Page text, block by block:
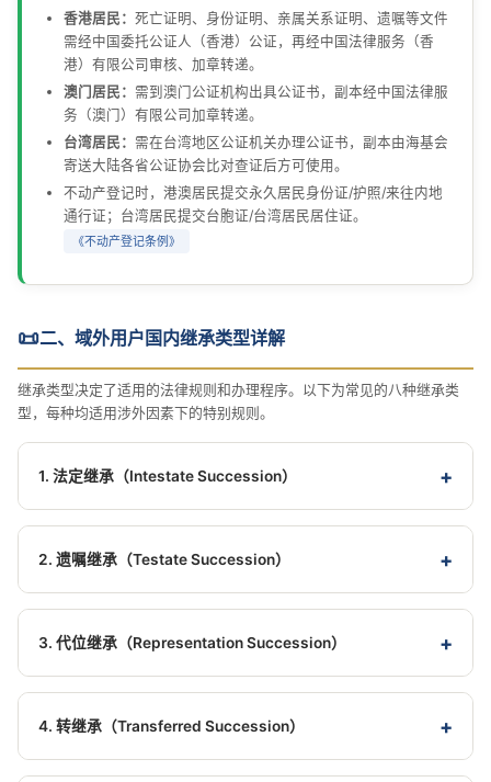
香港居民： 死亡证明、身份证明、亲属关系证明、遗嘱等文件
需经中国委托公证人（香港）公证，再经中国法律服务（香
港）有限公司审核、加章转递。
澳门居民： 需到澳门公证机构出具公证书，副本经中国法律服
务（澳门）有限公司加章转递。
台湾居民： 需在台湾地区公证机关办理公证书，副本由海基会
寄送大陆各省公证协会比对查证后方可使用。
不动产登记时，港澳居民提交永久居民身份证/护照/来往内地
通行证；台湾居民提交台胞证/台湾居民居住证。
《不动产登记条例》
📜二、域外用户国内继承类型详解
继承类型决定了适用的法律规则和办理程序。以下为常见的八种继承类
型，每种均适用涉外因素下的特别规则。
1. 法定继承（Intestate Succession）
被继承人未立遗嘱或遗嘱无效时，按法律规定顺序继
承。 《民法典》第1127条
妹、祖父母、外祖父母。外籍子女与国内子女继承权
平等。不动产法定继承适用不动产所在地法律（中国
法）。 《涉外民事关系法律适用法》第31条
2. 遗嘱继承（Testate Succession）
被继承人生前立有有效遗嘱的，按遗嘱内容继承。
《民法典》第1123条
涉外遗嘱的形式效力可适用遗嘱行
境外所立遗嘱需经公证
认证程序方可在国内使用。
3. 代位继承（Representation Succession）
被继承人的子女先于被继承人死亡的，由该子女的直
系晚辈血亲代位继承；兄弟姐妹先于被继承人死亡
4. 转继承（Transferred Succession）
继承开始后、遗产分割前，继承人死亡的，其应继承